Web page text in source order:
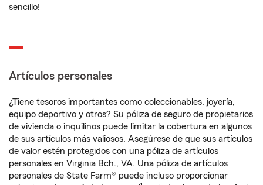
sencillo!
Artículos personales
¿Tiene tesoros importantes como coleccionables, joyería,
equipo deportivo y otros? Su póliza de seguro de propietarios
de vivienda o inquilinos puede limitar la cobertura en algunos
de sus artículos más valiosos. Asegúrese de que sus artículos
de valor estén protegidos con una póliza de artículos
personales en Virginia Bch., VA. Una póliza de artículos
personales de State Farm® puede incluso proporcionar